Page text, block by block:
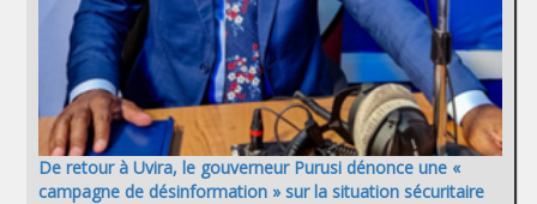
De retour à Uvira, le gouverneur Purusi dénonce une «
campagne de désinformation » sur la situation sécuritaire